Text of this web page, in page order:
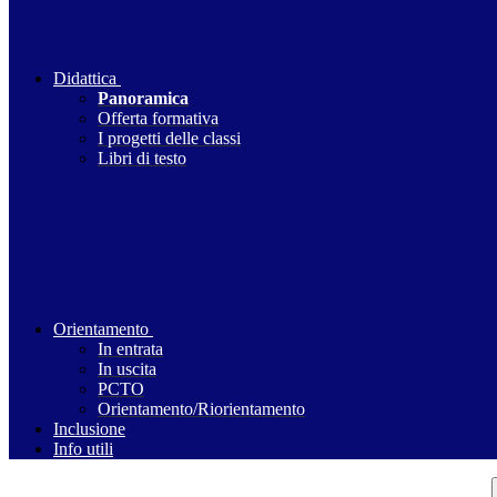
Didattica
Panoramica
Offerta formativa
I progetti delle classi
Libri di testo
Orientamento
In entrata
In uscita
PCTO
Orientamento/Riorientamento
Inclusione
Info utili